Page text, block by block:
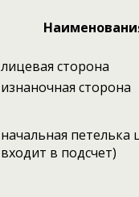
лицевая сторона
изнаночная сторона
начальная петелька
входит в подсчет)